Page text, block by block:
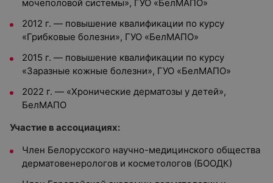
мочеполовой системы», ГУО «БелМАПО»
2012 г. — повышение квалификации по курсу
«Грибковые болезни», ГУО «БелМАПО»
2015 г. — повышение квалификации по курсу
«Заразные кожные болезни», ГУО «БелМАПО»
2022 г. — «Хронические дерматозы у детей»,
БелМАПО
Участие в ассоциациях:
Член Белорусского научно-медицинского общества
дерматовенерологов и косметологов (БООДК)